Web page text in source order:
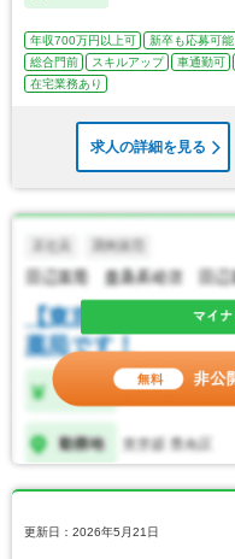
年収700万円以上可 新卒も応募可能
総合門前
スキルアップ 車通勤可
在宅業務あり
求人の詳細を見る
更新日：2026年5月21日